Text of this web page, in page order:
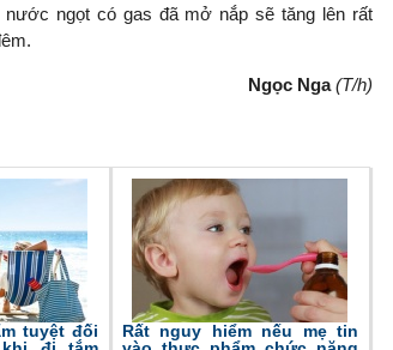
ngọt có gas đã mở nắp sẽ tăng lên rất
Ngọc Nga(T/h)
tuyệt đối
Rất nguy hiểm nếu mẹ tin